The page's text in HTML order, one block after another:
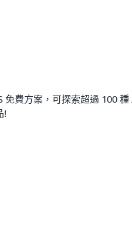
免費方案，可探索超過 100 種
!